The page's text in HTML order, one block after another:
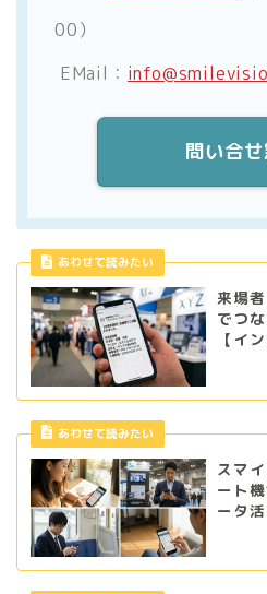
00）
EMail：
問い合
あわせて読みたい
来場
でつ
【イ
あわせて読みたい
スマ
ート
ータ